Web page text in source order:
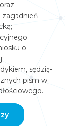
o
sędzią-
pism w